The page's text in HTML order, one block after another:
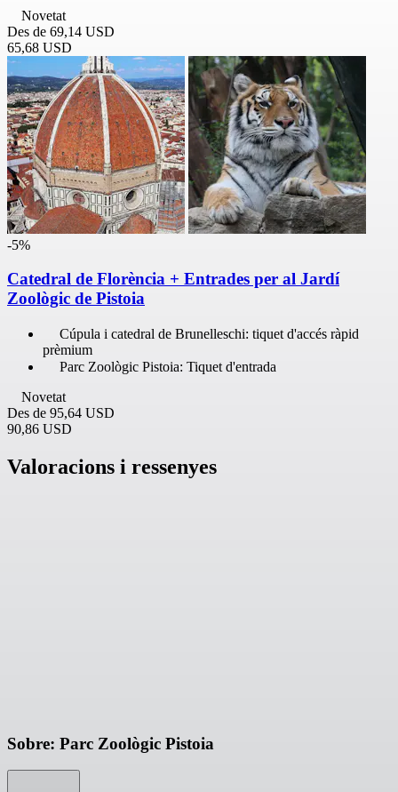
Novetat
Des de 69,14 USD
65,68 USD
-5%
Catedral de Florència + Entrades per al Jardí
Zoològic de Pistoia
Cúpula i catedral de Brunelleschi: tiquet d'accés ràpid
prèmium
Parc Zoològic Pistoia: Tiquet d'entrada
Novetat
Des de 95,64 USD
90,86 USD
Valoracions i ressenyes
Sobre: Parc Zoològic Pistoia